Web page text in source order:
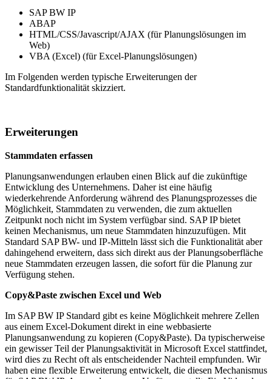
SAP BW IP
ABAP
HTML/CSS/Javascript/AJAX (für Planungslösungen im
Web)
VBA (Excel) (für Excel-Planungslösungen)
Im Folgenden werden typische Erweiterungen der
Standardfunktionalität skizziert.
Erweiterungen
Stammdaten erfassen
Planungsanwendungen erlauben einen Blick auf die zukünftige
Entwicklung des Unternehmens. Daher ist eine häufig
wiederkehrende Anforderung während des Planungsprozesses die
Möglichkeit, Stammdaten zu verwenden, die zum aktuellen
Zeitpunkt noch nicht im System verfügbar sind. SAP IP bietet
keinen Mechanismus, um neue Stammdaten hinzuzufügen. Mit
Standard SAP BW- und IP-Mitteln lässt sich die Funktionalität aber
dahingehend erweitern, dass sich direkt aus der Planungsoberfläche
neue Stammdaten erzeugen lassen, die sofort für die Planung zur
Verfügung stehen.
Copy&Paste zwischen Excel und Web
Im SAP BW IP Standard gibt es keine Möglichkeit mehrere Zellen
aus einem Excel-Dokument direkt in eine webbasierte
Planungsanwendung zu kopieren (Copy&Paste). Da typischerweise
ein gewisser Teil der Planungsaktivität in Microsoft Excel stattfindet,
wird dies zu Recht oft als entscheidender Nachteil empfunden. Wir
haben eine flexible Erweiterung entwickelt, die diesen Mechanismus